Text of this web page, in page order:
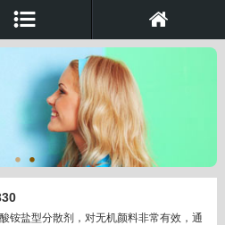
铵盐型分散剂，对无机颜料非常有效，通